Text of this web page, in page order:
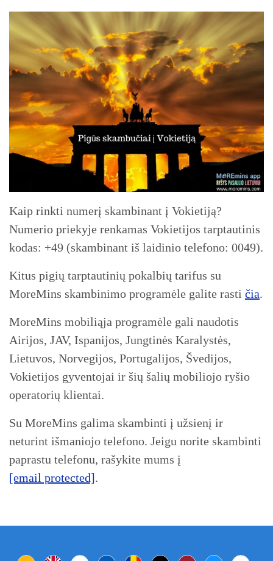
Kaip rinkti numerį skambinant į Vokietiją?
Numerio priekyje renkamas Vokietijos tarptautinis
kodas: +49 (skambinant iš laidinio telefono: 0049).
Kitus pigių tarptautinių pokalbių tarifus su
MoreMins skambinimo programėle galite rasti čia.
MoreMins mobiliąja programėle gali naudotis
Airijos, JAV, Ispanijos, Jungtinės Karalystės,
Lietuvos, Norvegijos, Portugalijos, Švedijos,
Vokietijos gyventojai ir šių šalių mobiliojo ryšio
operatorių klientai.
Su MoreMins galima skambinti į užsienį ir
neturint išmaniojo telefono. Jeigu norite skambinti
paprastu telefonu, rašykite mums į
[email protected].